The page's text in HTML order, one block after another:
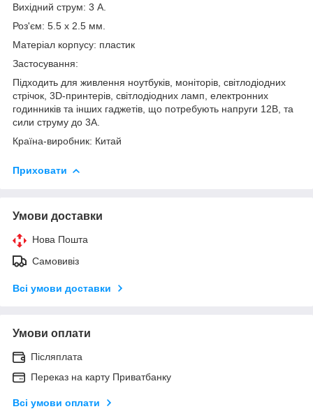
Вихідний струм: 3 А.
Роз'єм: 5.5 x 2.5 мм.
Матеріал корпусу: пластик
Застосування:
Підходить для живлення ноутбуків, моніторів, світлодіодних
стрічок, 3D-принтерів, світлодіодних ламп, електронних
годинників та інших гаджетів, що потребують напруги 12В, та
сили струму до 3А.
Країна-виробник: Китай
Приховати
Умови доставки
Нова Пошта
Самовивіз
Всі умови доставки
Умови оплати
Післяплата
Переказ на карту Приватбанку
Всі умови оплати